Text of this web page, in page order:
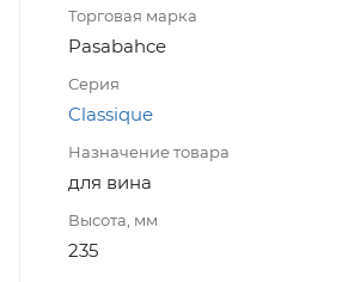
Торговая марка
Pasabahce
Серия
Classique
Назначение товара
для вина
Высота, мм
235